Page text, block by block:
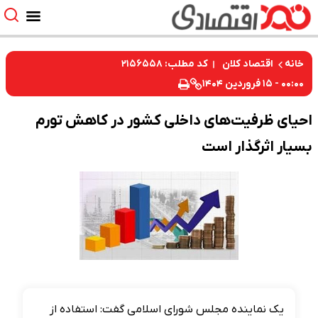
خانه اقتصاد کلان
کد مطلب: ۲۱۵۶۵۵۸
۰۰:۰۰ - ۱۵ فروردین ۱۴۰۴
احیای ظرفیت‌های داخلی کشور در کاهش تورم
بسیار اثرگذار است
یک نماینده مجلس شورای اسلامی گفت: استفاده از